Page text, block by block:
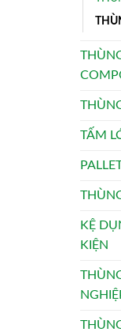
TẤM
KỆ
KIỆN